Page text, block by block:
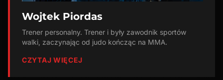
Wojtek Piordas
Trener personalny. Trener i były zawodnik sportów
walki, zaczynając od judo kończąc na MΜΑ.
CZYTAJ WIĘCEJ